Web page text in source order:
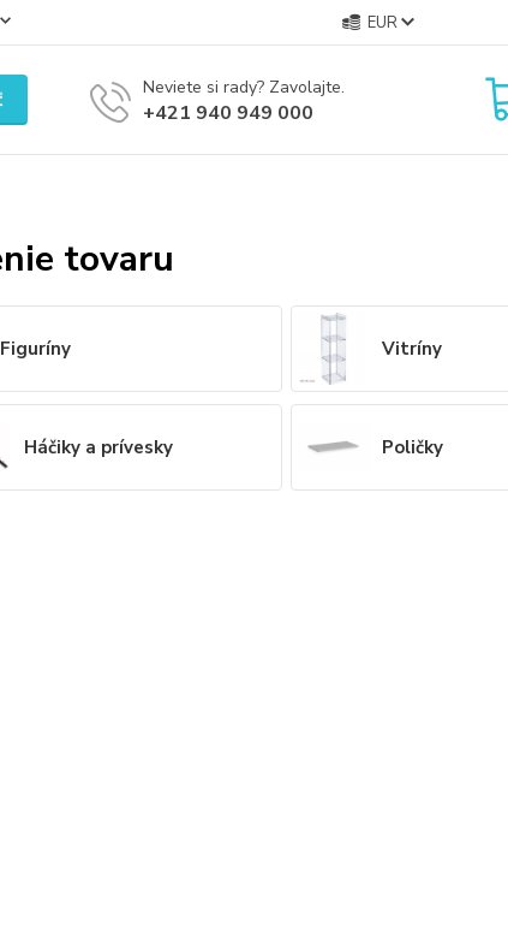
EUR
Neviete si rady? Zavolajte.
+421 940 949 000
tovaru
Figuríny Vitríny
Háčiky a prívesky Poličky